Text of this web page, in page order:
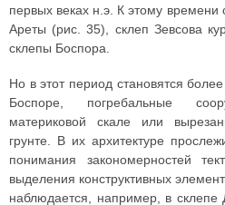
первых веках н.э. К этому времени
Ареты (рис. 35), склеп Зевсова
склепы Боспора.
Но в этот период становятся
Боспоре, погребальные
материковой скале или
грунте. В их архитектуре
понимания закономерностей
выделения конструктивных
наблюдается, например, в склепе